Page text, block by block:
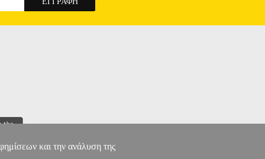
και την ανάλυση της